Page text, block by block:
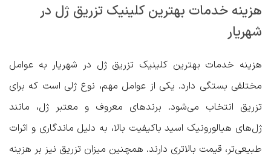
هزینه خدمات بهترین کلینیک تزریق ژل در
شهریار
هزینه خدمات بهترین کلینیک تزریق ژل در شهریار به عوامل
مختلفی بستگی دارد. یکی از عوامل مهم، نوع ژلی است که برای
تزریق انتخاب می‌شود. برندهای معروف و معتبر ژل، مانند
ژل‌های هیالورونیک اسید باکیفیت بالا، به دلیل ماندگاری و اثرات
طبیعی‌تر، قیمت بالاتری دارند. همچنین میزان تزریق نیز بر هزینه